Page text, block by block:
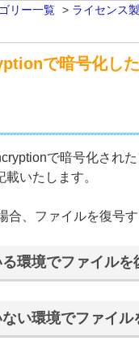
リー一覧 > ライセンス
で暗号化し
で暗号化され
いたします。
合、ファイルを復号
環境でファイルを
い環境でファイル